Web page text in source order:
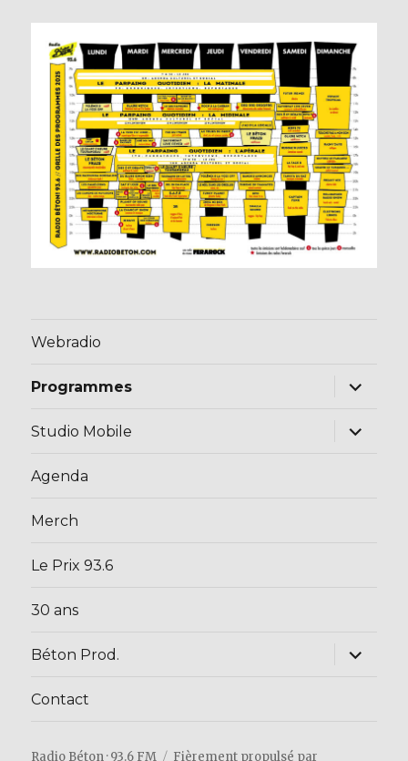
Webradio
Programmes
ouvrir
menu
Studio Mobile
ouvrir
Agenda
Merch
Le Prix 93.6
30 ans
Béton Prod.
ouvrir
Contact
Radio Béton · 93.6 FM Fièrement propulsé par